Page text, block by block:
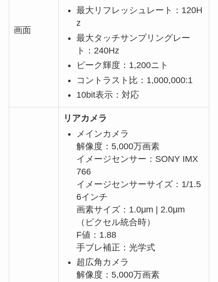
画面
最大リフレッシュレート：120H
z
最大タッチサンプリングレー
ト：240Hz
ピーク輝度：1,200ニト
コントラスト比：1,000,000:1
10bit表示：対応
リアカメラ
メインカメラ
解像度：5,000万画素
イメージセンサー：SONY IMX
766
イメージセンサーサイズ：1/1.5
6インチ
画素サイズ：1.0μm | 2.0μm
（ピクセル統合時）
F値：1.88
手ブレ補正：光学式
超広角カメラ
解像度：5,000万画素